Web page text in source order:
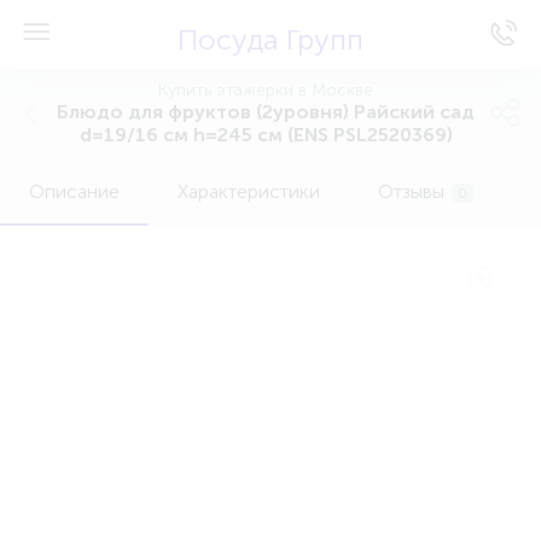
Посуда Групп
Блюдо для фруктов (2уровня) Райский сад
d=19/16 см h=245 см (ENS PSL2520369)
Описание Характеристики Отзывы